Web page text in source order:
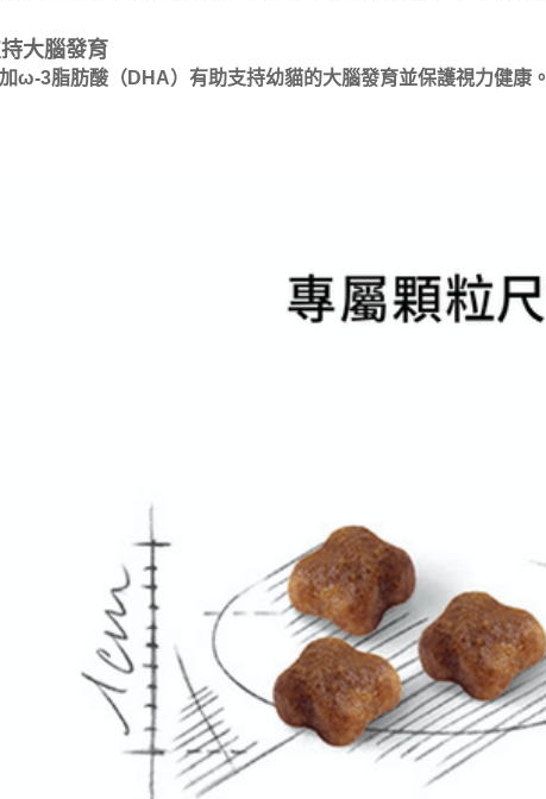
大腦發育
ω-3脂肪酸（DHA）有助支持幼貓的大腦發育並保護視力健康。